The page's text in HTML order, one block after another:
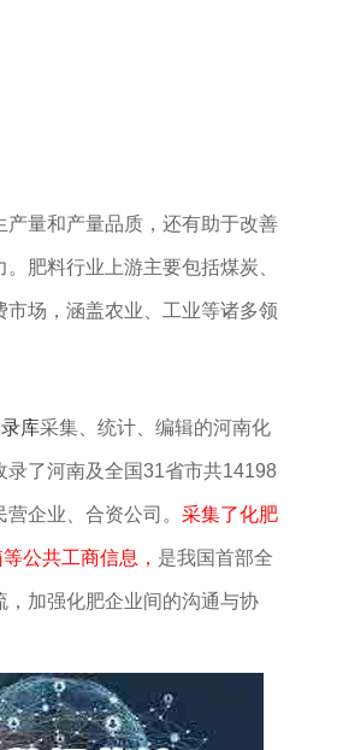
量和产量品质，还有助于改善
肥料行业上游主要包括煤炭、
场，涵盖农业、工业等诸多领
库采集、统计、编辑的河南化
录了河南及全国31省市共14198
企业、合资公司。 采集了化肥
公共工商信息， 是我国首部全
，加强化肥企业间的沟通与协